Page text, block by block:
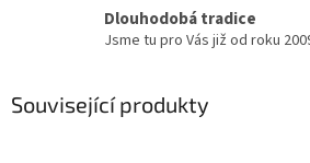
Dlouhodobá tradice
Jsme tu pro Vás již od roku
Související produkty